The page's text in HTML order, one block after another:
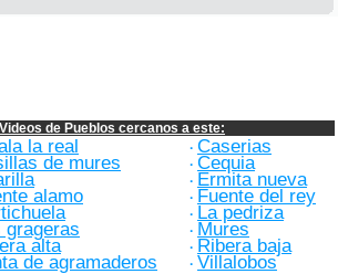
Videos de Pueblos cercanos a este:
la real · Caserias
de mures · Cequia
· Ermita nueva
alamo · Fuente del rey
· La pedriza
grageras · Mures
alta · Ribera baja
de agramaderos · Villalobos